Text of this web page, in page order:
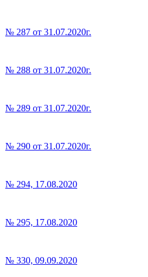
№ 287 от 31.07.2020г.
№ 288 от 31.07.2020г.
№ 289 от 31.07.2020г.
№ 290 от 31.07.2020г.
№ 294, 17.08.2020
№ 295, 17.08.2020
№ 330, 09.09.2020